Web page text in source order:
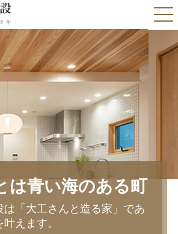
は青い海のある町
は「大工さんと造る家」であ
えます。